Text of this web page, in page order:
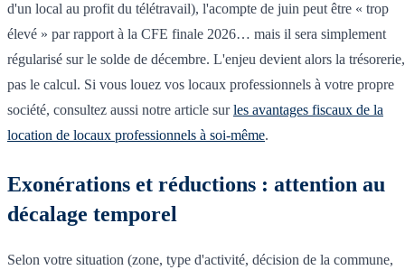
d'un local au profit du télétravail), l'acompte de juin peut être « trop
élevé » par rapport à la CFE finale 2026… mais il sera simplement
régularisé sur le solde de décembre. L'enjeu devient alors la trésorerie,
pas le calcul. Si vous louez vos locaux professionnels à votre propre
société, consultez aussi notre article surles avantages fiscaux de la
location de locaux professionnels à soi-même.
Exonérations et réductions : attention au
décalage temporel
Selon votre situation (zone, type d'activité, décision de la commune,